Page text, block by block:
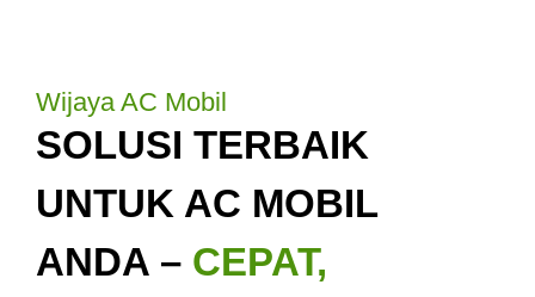
Wijaya AC Mobil
SOLUSI TERBAIK
UNTUK AC MOBIL
ANDA – CEPAT,